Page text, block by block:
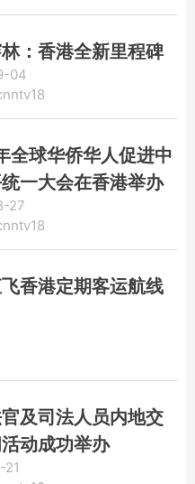
：香港全新里程碑
04
全球华侨华人促进中
一大会在香港举办
信祝贺
27
香港定期客运航线
及司法人员内地交
动成功举办
21